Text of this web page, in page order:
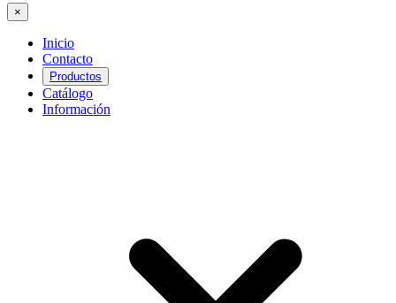
×
Inicio
Contacto
Productos
Catálogo
Información